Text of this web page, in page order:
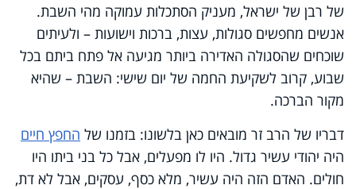
של רבן של ישראל, מעניק הסתכלות עמוקה מהי השבת.
אנשים מחפשים סגולות, עצות, ברכות וישועות – ולעיתים
שוכחים שהסגולה האדירה ביותר מגיעה אל פתח ביתם בכל
שבוע, קרוב לשקיעת החמה של יום שישי: השבת – שהיא
מקור הברכה.
דבריו של הרב זר מובאים כאן בלשונו: בזמנו של החפץ חיים
היה יהודי עשיר גדול. היו לו מפעלים, אבל כל בני ביתו היו
חולים. האדם הזה היה עשיר, מלא כסף, עסקים, אבל לא דת,